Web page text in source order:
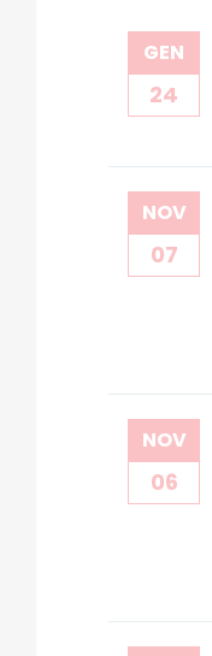
GEN
24
NOV
07
NOV
06